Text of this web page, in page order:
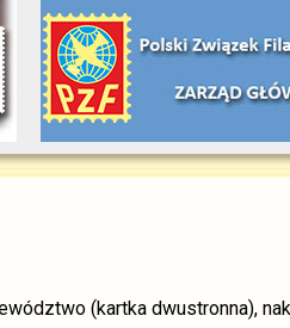
(kartka dwustronna),